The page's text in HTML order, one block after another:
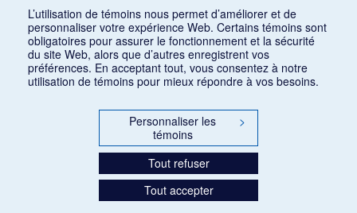
L’utilisation de témoins nous permet d’améliorer et de
personnaliser votre expérience Web. Certains témoins sont
obligatoires pour assurer le fonctionnement et la sécurité
du site Web, alors que d’autres enregistrent vos
préférences. En acceptant tout, vous consentez à notre
utilisation de témoins pour mieux répondre à vos besoins.
Personnaliser les
témoins
>
Tout refuser
Tout accepter